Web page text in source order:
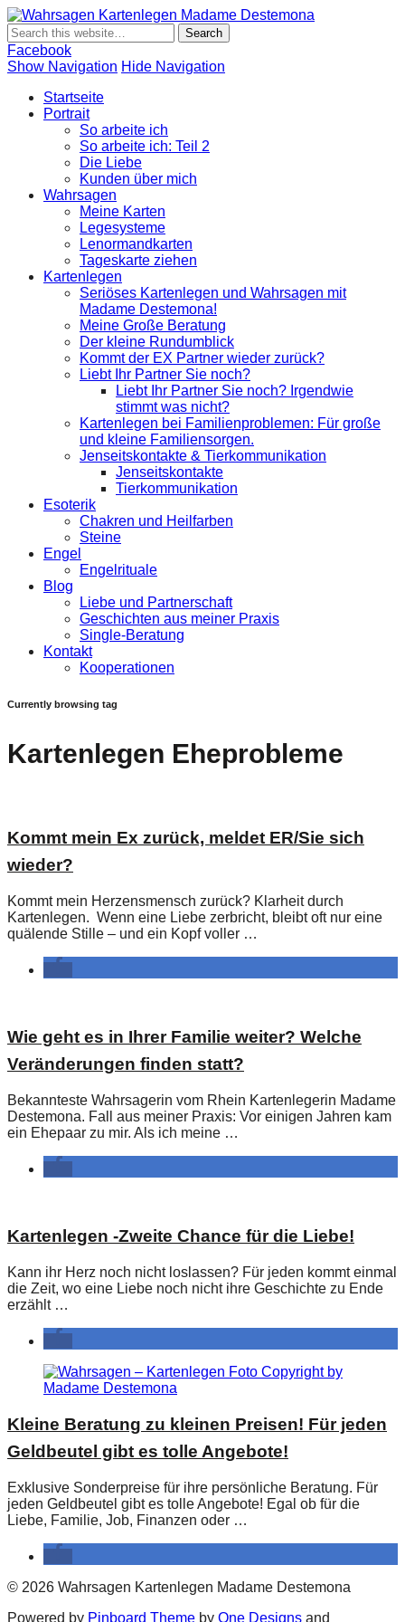
Wahrsagen und Kartenlegen Madame Destemona
Facebook
Show Navigation Hide Navigation
Startseite
Portrait
So arbeite ich
So arbeite ich: Teil 2
Die Liebe
Kunden über mich
Wahrsagen
Meine Karten
Legesysteme
Lenormandkarten
Tageskarte ziehen
Kartenlegen
Seriöses Kartenlegen und Wahrsagen mit
Madame Destemona!
Meine Große Beratung
Der kleine Rundumblick
Kommt der EX Partner wieder zurück?
Liebt Ihr Partner Sie noch?
Liebt Ihr Partner Sie noch? Irgendwie
stimmt was nicht?
Kartenlegen bei Familienproblemen: Für große
und kleine Familiensorgen.
Jenseitskontakte & Tierkommunikation
Jenseitskontakte
Tierkommunikation
Esoterik
Chakren und Heilfarben
Steine
Engel
Engelrituale
Blog
Liebe und Partnerschaft
Geschichten aus meiner Praxis
Single-Beratung
Kontakt
Kooperationen
Currently browsing tag
Kartenlegen Eheprobleme
Kommt mein Ex zurück, meldet ER/Sie sich
wieder?
Kommt mein Herzensmensch zurück? Klarheit durch
Kartenlegen. Wenn eine Liebe zerbricht, bleibt oft nur eine
quälende Stille – und ein Kopf voller …
Wie geht es in Ihrer Familie weiter? Welche
Veränderungen finden statt?
Bekannteste Wahrsagerin vom Rhein Kartenlegerin Madame
Destemona. Fall aus meiner Praxis: Vor einigen Jahren kam
ein Ehepaar zu mir. Als ich meine …
Kartenlegen -Zweite Chance für die Liebe!
Kann ihr Herz noch nicht loslassen? Für jeden kommt einmal
die Zeit, wo eine Liebe noch nicht ihre Geschichte zu Ende
erzählt …
Kleine Beratung zu kleinen Preisen! Für jeden
Geldbeutel gibt es tolle Angebote!
Exklusive Sonderpreise für ihre persönliche Beratung. Für
jeden Geldbeutel gibt es tolle Angebote! Egal ob für die
Liebe, Familie, Job, Finanzen oder …
© 2026 Wahrsagen Kartenlegen Madame Destemona
Powered by Pinboard Theme by One Designs and